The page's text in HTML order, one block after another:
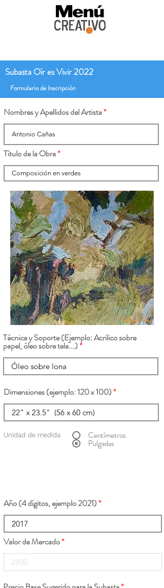
Subasta Oír es Vivir 2022
Formulario de Inscripción
Nombres y Apellidos del Artista
Título de la Obra
Técnica y Soporte (Ejemplo: Acrilico sobre
papel, óleo sobre tela...)
Dimensiones (ejemplo: 120 x 100)
Unidad de medida Centímetros
Pulgadas
Año (4 dígitos, ejemplo 2021)
Valor de Mercado